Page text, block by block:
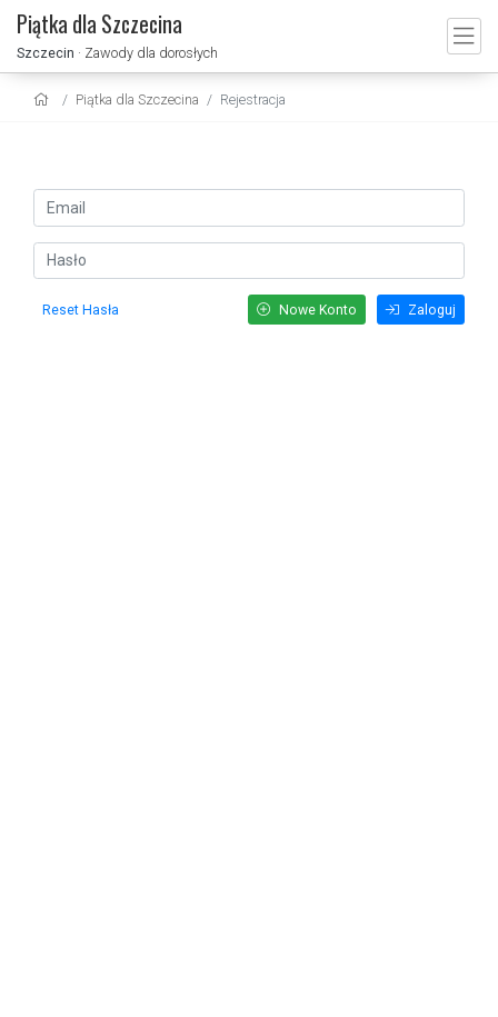
Piątka dla Szczecina
Szczecin · Zawody dla dorosłych
Piątka dla Szczecina Rejestracja
Zaloguj
Nowe Konto
Reset Hasła